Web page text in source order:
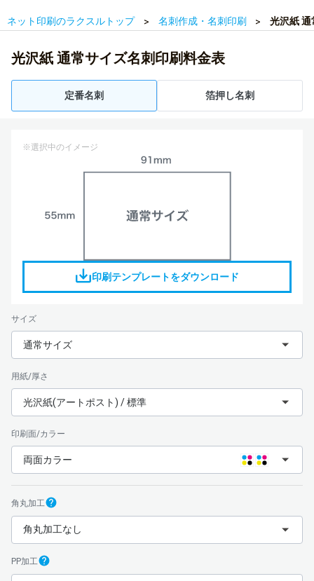
ネット印刷のラクスルトップ 名刺作成・名刺印刷 光沢紙
光沢紙 通常サイズ名刺印刷料金表
定番名刺 箔押し名刺
※選択中のイメージ
印刷テンプレートをダウンロード
サイズ
通常サイズ
用紙/厚さ
光沢紙(アートポスト) / 標準
印刷面/カラー
両面カラー
角丸加工
角丸加工なし
PP加工